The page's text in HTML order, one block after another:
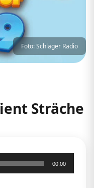
Foto: Schlager Radio
Sträche
00:00